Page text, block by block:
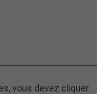
vous devez cliquer